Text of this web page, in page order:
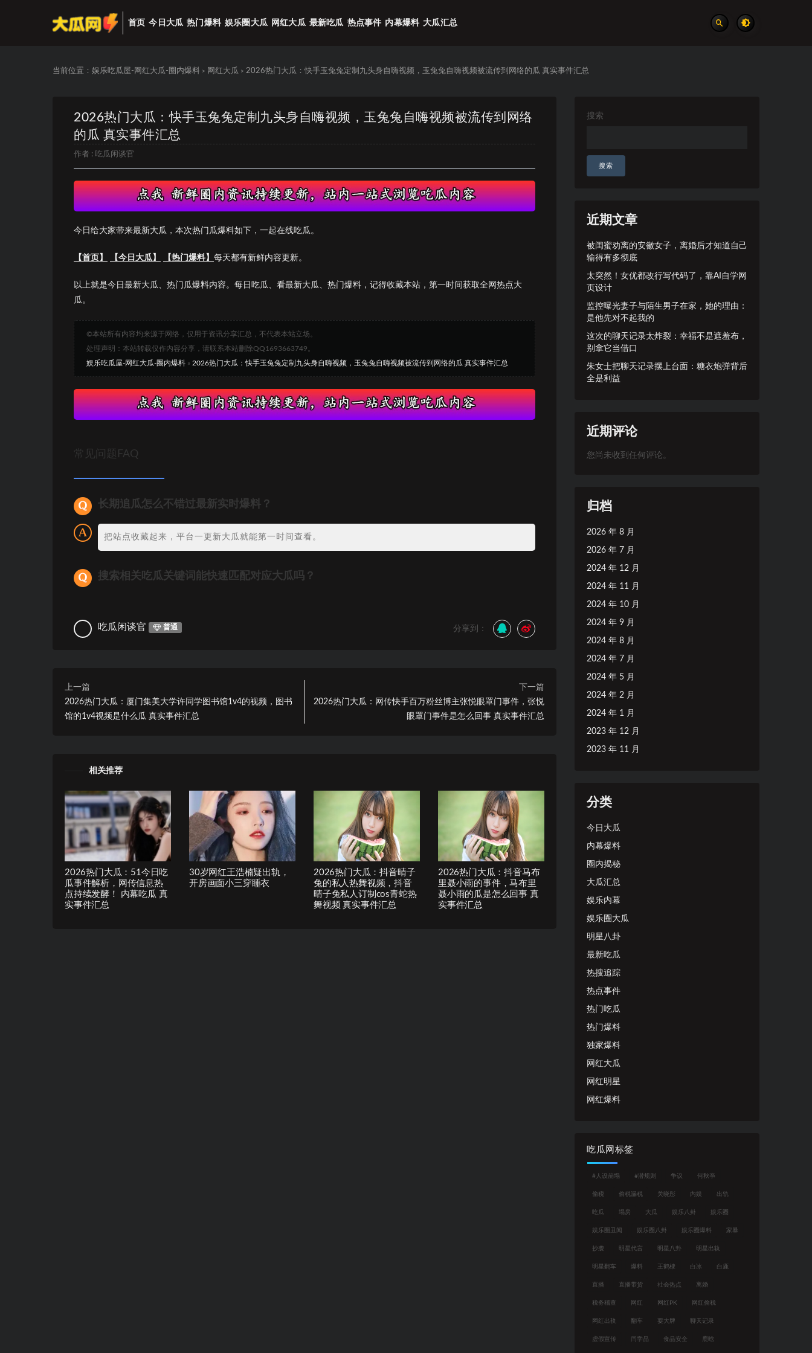
首页 今日大瓜 热门爆料 娱乐圈大瓜 网红大瓜 最新吃瓜 热点事件 内幕爆料 大瓜汇总
当前位置： 娱乐吃瓜屋-网红大瓜-圈内爆料 > 网红大瓜 > 2026热门大瓜：快手玉兔兔定制九头身自嗨视频，玉兔兔自嗨视频被流传到网络的瓜 真实事件汇总
2026热门大瓜：快手玉兔兔定制九头身自嗨视频，玉兔兔自嗨视频被流传到网络
的瓜 真实事件汇总
作者 : 吃瓜闲谈官
今日给大家带来最新大瓜，本次热门瓜爆料如下，一起在线吃瓜。
【首页】 【今日大瓜】 【热门爆料】 每天都有新鲜内容更新。
以上就是今日最新大瓜、热门瓜爆料内容。每日吃瓜、看最新大瓜、热门爆料，记得收藏本站，第一时间获取全网热点大
瓜。
©本站所有内容均来源于网络，仅用于资讯分享汇总，不代表本站立场。
处理声明：本站转载仅作内容分享，请联系本站删除QQ1693663749。
娱乐吃瓜屋-网红大瓜-圈内爆料 » 2026热门大瓜：快手玉兔兔定制九头身自嗨视频，玉兔兔自嗨视频被流传到网络的瓜 真实事件汇总
常见问题FAQ
长期追瓜怎么不错过最新实时爆料？
把站点收藏起来，平台一更新大瓜就能第一时间查看。
搜索相关吃瓜关键词能快速匹配对应大瓜吗？
吃瓜闲谈官 普通 分享到：
上一篇
2026热门大瓜：厦门集美大学许同学图书馆1v4的视频，图书
馆的1v4视频是什么瓜 真实事件汇总
下一篇
2026热门大瓜：网传快手百万粉丝博主张悦眼罩门事件，张悦
眼罩门事件是怎么回事 真实事件汇总
相关推荐
2026热门大瓜：51今日吃
瓜事件解析，网传信息热
点持续发酵！ 内幕吃瓜 真
实事件汇总
30岁网红王浩楠疑出轨，
开房画面小三穿睡衣
2026热门大瓜：抖音晴子
兔的私人热舞视频，抖音
晴子兔私人订制cos青蛇热
舞视频 真实事件汇总
2026热门大瓜：抖音马布
里聂小雨的事件，马布里
聂小雨的瓜是怎么回事 真
实事件汇总
搜索
搜索
近期文章
被闺蜜劝离的安徽女子，离婚后才知道自己
输得有多彻底
太突然！女优都改行写代码了，靠AI自学网
页设计
监控曝光妻子与陌生男子在家，她的理由：
是他先对不起我的
这次的聊天记录太炸裂：幸福不是遮羞布，
别拿它当借口
朱女士把聊天记录摆上台面：糖衣炮弹背后
全是利益
近期评论
您尚未收到任何评论。
归档
2026 年 8 月
2026 年 7 月
2024 年 12 月
2024 年 11 月
2024 年 10 月
2024 年 9 月
2024 年 8 月
2024 年 7 月
2024 年 5 月
2024 年 2 月
2024 年 1 月
2023 年 12 月
2023 年 11 月
分类
今日大瓜
内幕爆料
圈内揭秘
大瓜汇总
娱乐内幕
娱乐圈大瓜
明星八卦
最新吃瓜
热搜追踪
热点事件
热门吃瓜
热门爆料
独家爆料
网红大瓜
网红明星
网红爆料
吃瓜网标签
#人设崩塌 #潜规则 争议 何秋亊
偷税 偷税漏税 关晓彤 内娱 出轨
吃瓜 塌房 大瓜 娱乐八卦 娱乐圈
娱乐圈丑闻 娱乐圈八卦 娱乐圈爆料 家暴
抄袭 明星代言 明星八卦 明星出轨
明星翻车 爆料 王鹤棣 白冰 白鹿
直播 直播带货 社会热点 离婚
税务稽查 网红 网红PK 网红偷税
网红出轨 翻车 耍大牌 聊天记录
虚假宣传 闫学晶 食品安全 鹿晗